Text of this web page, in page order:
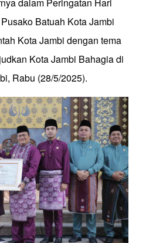
dalam Peringatan Hari
Batuah Kota Jambi
Kota Jambi dengan tema
Kota Jambi Bahagia di
Rabu (28/5/2025).